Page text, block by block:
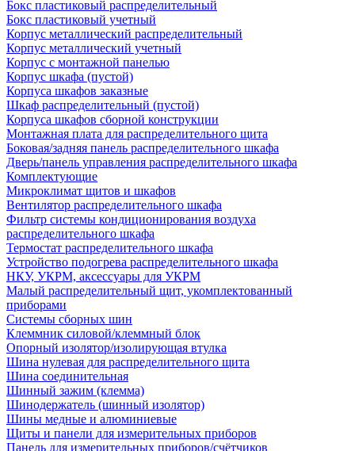
Бокс пластиковый распределительный
Бокс пластиковый учетный
Корпус металлический распределительный
Корпус металлический учетный
Корпус с монтажной панелью
Корпус шкафа (пустой)
Корпуса шкафов заказные
Шкаф распределительный (пустой)
Корпуса шкафов сборной конструкции
Монтажная плата для распределительного щита
Боковая/задняя панель распределительного шкафа
Дверь/панель управления распределительного шкафа
Комплектующие
Микроклимат щитов и шкафов
Вентилятор распределительного шкафа
Фильтр системы кондиционирования воздуха
распределительного шкафа
Термостат распределительного шкафа
Устройство подогрева распределительного шкафа
НКУ, УКРМ, аксессуары для УКРМ
Малый распределительный щит, укомплектованный
приборами
Системы сборных шин
Клеммник силовой/клеммный блок
Опорный изолятор/изолирующая втулка
Шина нулевая для распределительного щита
Шина соединительная
Шинный зажим (клемма)
Шинодержатель (шинный изолятор)
Шины медные и алюминиевые
Щиты и панели для измерительных приборов
Панель для измерительных приборов/счётчиков